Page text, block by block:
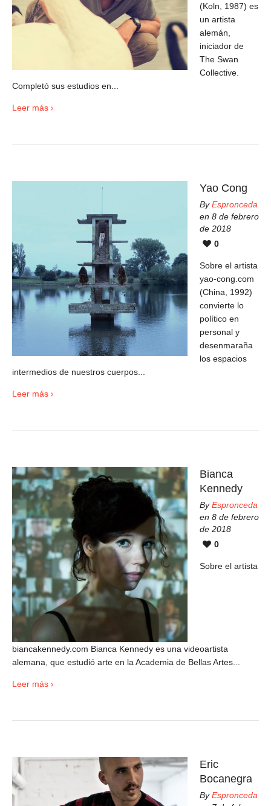
(Koln, 1987) es
un artista
alemán,
iniciador de
The Swan
Collective.
Completó sus estudios en...
Leer más
Yao Cong
ByEspronceda
en 8 de febrero
de 2018
0
Sobre el artista
yao-cong.com
(China, 1992)
convierte lo
político en
personal y
desenmaraña
los espacios
intermedios de nuestros cuerpos...
Leer más
Bianca
Kennedy
ByEspronceda
en 8 de febrero
de 2018
0
Sobre el artista
biancakennedy.com Bianca Kennedy es una videoartista
alemana, que estudió arte en la Academia de Bellas Artes...
Leer más
Eric
Bocanegra
ByEspronceda